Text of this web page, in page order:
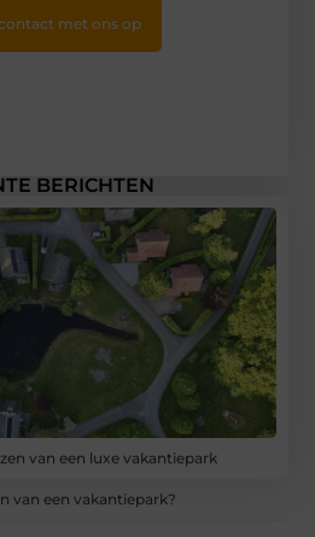
BERICHTEN
van een luxe vakantiepark
van een vakantiepark?
met ons op